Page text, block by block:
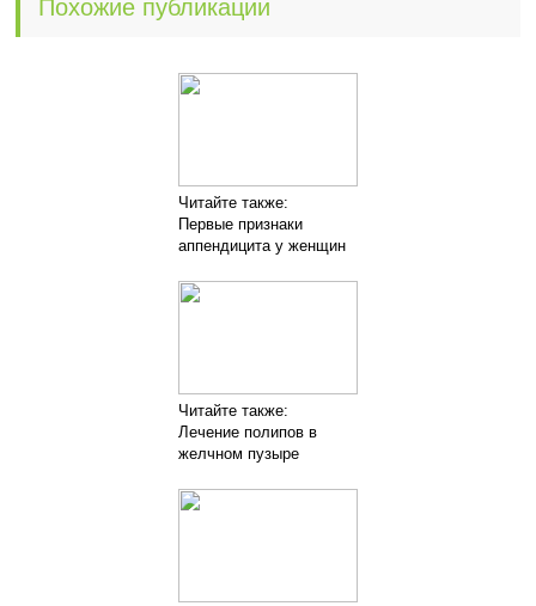
Похожие публикации
Читайте также:
Первые признаки
аппендицита у женщин
Читайте также:
Лечение полипов в
желчном пузыре